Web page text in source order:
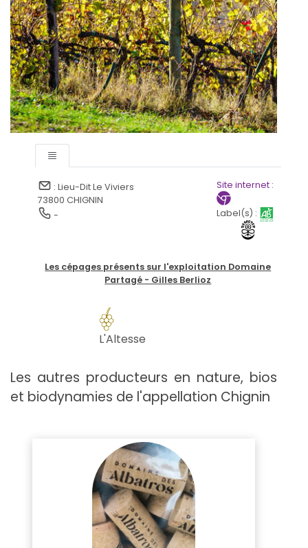
: Lieu-Dit Le Viviers
73800 CHIGNIN
-
Site internet :
Label(s) :
Les cépages présents sur l'exploitation Domaine
Partagé - Gilles Berlioz
L'Altesse
Les autres producteurs en nature, bios
et biodynamies de l'appellation Chignin